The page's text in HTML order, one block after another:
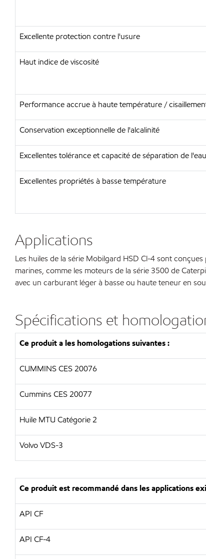
Excellente protection contre l'usure
Haut indice de viscosité
Performance accrue à haute température /
Conservation exceptionnelle de l'alcalinité
Excellentes tolérance et capacité de séparation de l'eau
Excellentes propriétés à basse température
Applications
Les huiles de la série Mobilgard HSD Cl-4 sont
marines, comme les moteurs de la série 3500 de
avec un carburant léger à basse ou haute teneur en
Spécifications et
Ce produit a les homologations suivantes :
CUMMINS CES 20076
Cummins CES 20077
Huile MTU Catégorie 2
Volvo VDS-3
Ce produit est recommandé dans les applications
API CF
API CF-4